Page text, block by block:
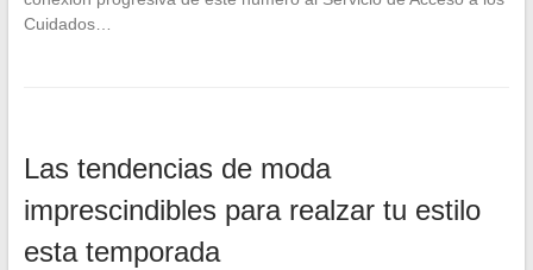
Cuidados…
Las tendencias de moda
imprescindibles para realzar tu estilo
esta temporada